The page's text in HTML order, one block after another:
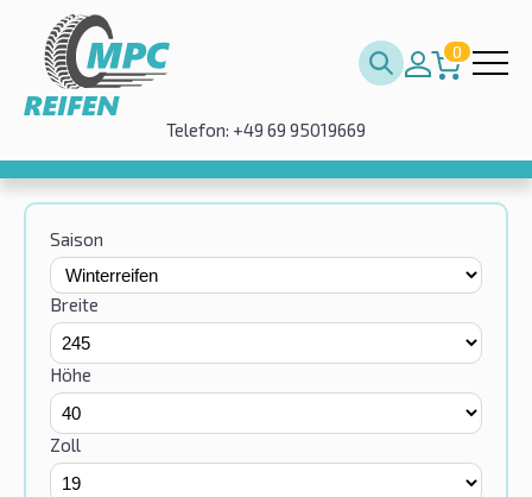
0
Telefon: +49 69 95019669
Saison
Breite
Höhe
Zoll